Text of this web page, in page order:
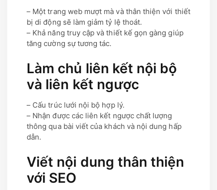
– Một trang web mượt mà và thân thiện với thiết
bị di động sẽ làm giảm tỷ lệ thoát.
– Khả năng truy cập và thiết kế gọn gàng giúp
tăng cường sự tương tác.
Làm chủ liên kết nội bộ
và liên kết ngược
– Cấu trúc lưới nội bộ hợp lý.
– Nhận được các liên kết ngược chất lượng
thông qua bài viết của khách và nội dung hấp
dẫn.
Viết nội dung thân thiện
với SEO